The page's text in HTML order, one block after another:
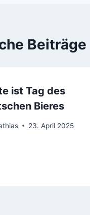
Beiträge
ist Tag des
Bieres
23. April 2025